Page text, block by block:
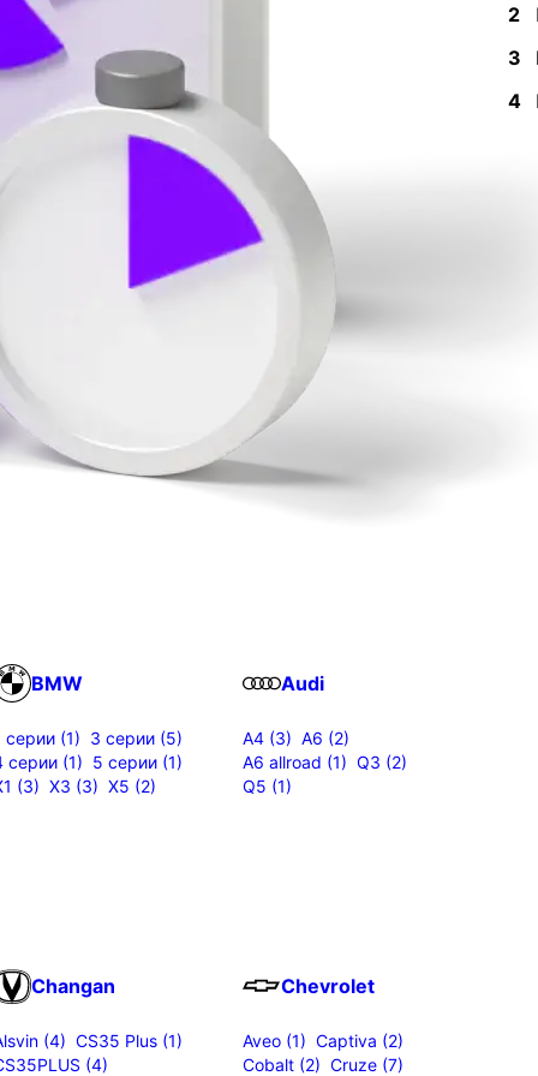
2
3
4
BMW
серии (1) 3 серии (5)
серии (1) 5 серии (1)
(3) X3 (3) X5 (2)
Audi
A4 (3) A6 (2)
A6 allroad (1) Q3 (2)
Q5 (1)
Changan
(4) CS35 Plus (1)
(4)
Chevrolet
Aveo (1) Captiva (2)
Cobalt (2) Cruze (7)